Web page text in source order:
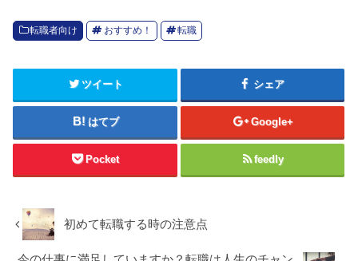
転職者向け おすすめ！ 転職
ツイート シェア
はてブ Google+
Pocket feedly
初めて転職する時の注意点